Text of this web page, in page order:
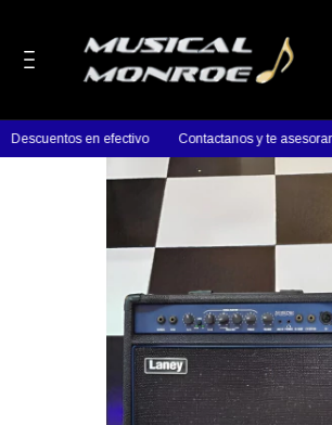
en efectivo Contactanos y te asesoramos